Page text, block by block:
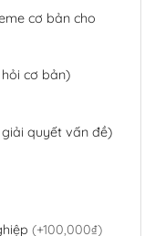
cơ bản cho
cơ bản)
quyết vấn đề)
(+100,000₫)